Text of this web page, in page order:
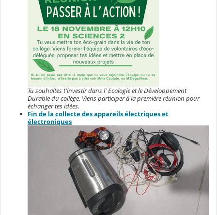
Tu souhaites t'investir dans l' Ecologie et le Développement
Durable du collège. Viens participer à la première réunion pour
échanger tes idées.
Fin de la collecte des appareils électriques et
électroniques